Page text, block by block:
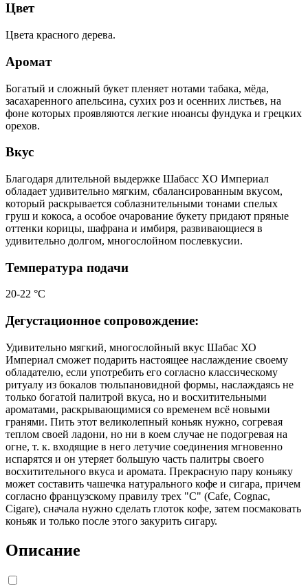
Цвет
Цвета красного дерева.
Аромат
Богатый и сложный букет пленяет нотами табака, мёда,
засахаренного апельсина, сухих роз и осенних листьев, на
фоне которых проявляются легкие нюансы фундука и грецких
орехов.
Вкус
Благодаря длительной выдержке Шабасс XO Империал
обладает удивительно мягким, сбалансированным вкусом,
который раскрывается соблазнительными тонами спелых
груш и кокоса, а особое очарование букету придают пряные
оттенки корицы, шафрана и имбиря, развивающиеся в
удивительно долгом, многослойном послевкусии.
Температура подачи
20-22 °С
Дегустационное сопровождение:
Удивительно мягкий, многослойный вкус Шабас ХО
Империал сможет подарить настоящее наслаждение своему
обладателю, если употребить его согласно классическому
ритуалу из бокалов тюльпановидной формы, наслаждаясь не
только богатой палитрой вкуса, но и восхитительными
ароматами, раскрывающимися со временем всё новыми
гранями. Пить этот великолепный коньяк нужно, согревая
теплом своей ладони, но ни в коем случае не подогревая на
огне, т. к. входящие в него летучие соединения мгновенно
испарятся и он утеряет большую часть палитры своего
восхитительного вкуса и аромата. Прекрасную пару коньяку
может составить чашечка натурального кофе и сигара, причем
согласно французскому правилу трех "С" (Cafe, Cognac,
Cigare), сначала нужно сделать глоток кофе, затем посмаковать
коньяк и только после этого закурить сигару.
Описание